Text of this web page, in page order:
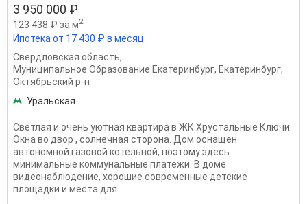
3 950 000 ₽
123 438 ₽ за м2
Ипотека от 17 430 ₽ в месяц
Свердловская область,
Муниципальное Образование Екатеринбург, Екатеринбург,
Октябрьский р-н
Уральская
Светлая и очень уютная квартира в ЖК Хрустальные Ключи.
Окна во двор , солнечная сторона. Дом оснащен
автономной газовой котельной, поэтому здесь
минимальные коммунальные платежи. В доме
видеонаблюдение, хорошие современные детские
площадки и места для...